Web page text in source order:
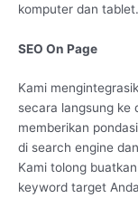
komputer dan tablet.
SEO On Page
Kami
secara langsung ke
memberikan
di search engine
Kami tolong
keyword target